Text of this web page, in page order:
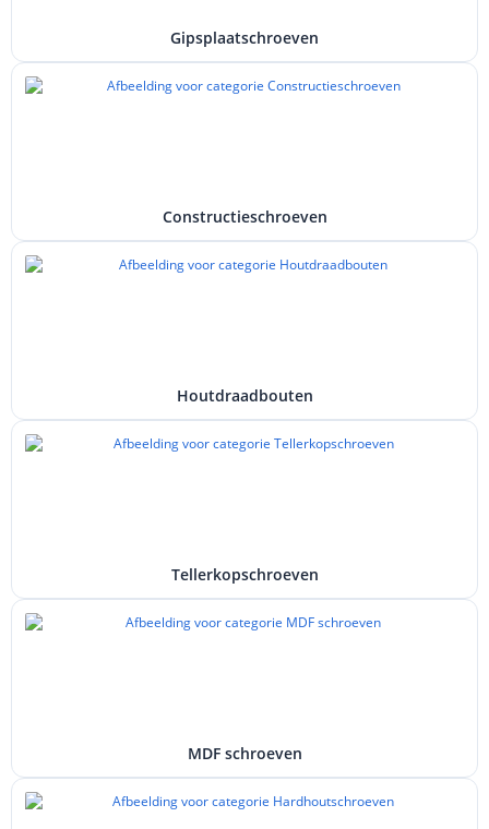
Gipsplaatschroeven
Constructieschroeven
Houtdraadbouten
Tellerkopschroeven
MDF schroeven